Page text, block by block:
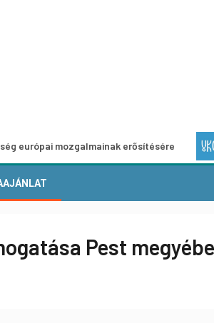
mozgalmainak erősítésére
Pest